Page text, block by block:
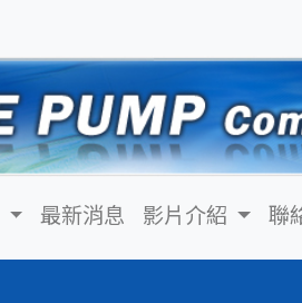
最新消息 影片介紹 聯